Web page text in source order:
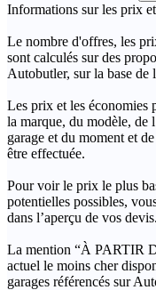
Informations sur les prix
Le nombre d'offres, les
sont calculés sur des
Autobutler, sur la base
Les prix et les économies
la marque, du modèle, de
garage et du moment et
être effectuée.
Pour voir le prix le plus
potentielles possibles,
dans l’aperçu de vos devis.
La mention “À PARTIR
actuel le moins cher
garages référencés sur